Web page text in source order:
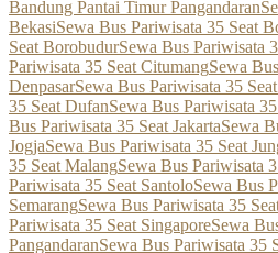
Bandung Pantai Timur Pangandaran
BekasiSewa Bus Pariwisata 35 Seat
Seat BorobudurSewa Bus Pariwisata
Pariwisata 35 Seat CitumangSewa
DenpasarSewa Bus Pariwisata 35
35 Seat DufanSewa Bus Pariwisata
Bus Pariwisata 35 Seat JakartaSewa
JogjaSewa Bus Pariwisata 35 Seat
35 Seat MalangSewa Bus Pariwisata
Pariwisata 35 Seat SantoloSewa Bus
SemarangSewa Bus Pariwisata 35
Pariwisata 35 Seat SingaporeSewa
PangandaranSewa Bus Pariwisata 35